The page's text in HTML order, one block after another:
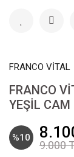
FRANCO VİTAL
FRANCO
YEŞİL CAM
%10
9.000